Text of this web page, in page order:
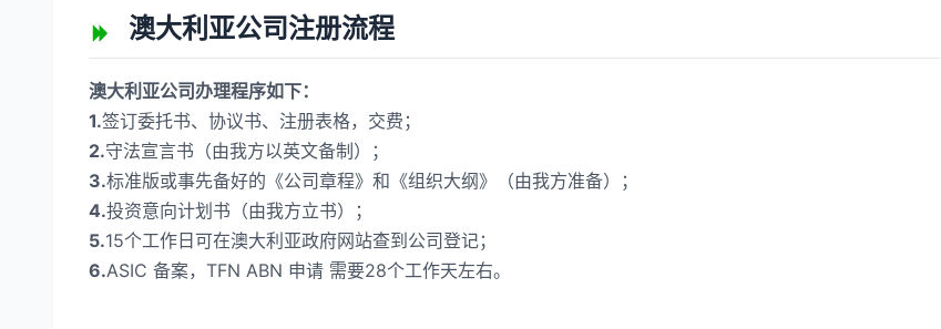
澳大利亚公司注册流程
澳大利亚公司办理程序如下：
1.签订委托书、协议书、注册表格，交费；
2.守法宣言书（由我方以英文备制）；
3.标准版或事先备好的《公司章程》和《组织大纲》（由我方准备）；
4.投资意向计划书（由我方立书）；
5.15个工作日可在澳大利亚政府网站查到公司登记；
6.ASIC 备案，TFN ABN 申请 需要28个工作天左右。